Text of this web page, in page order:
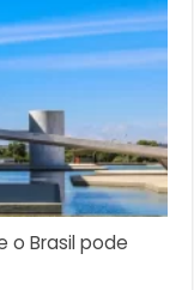
o Brasil pode